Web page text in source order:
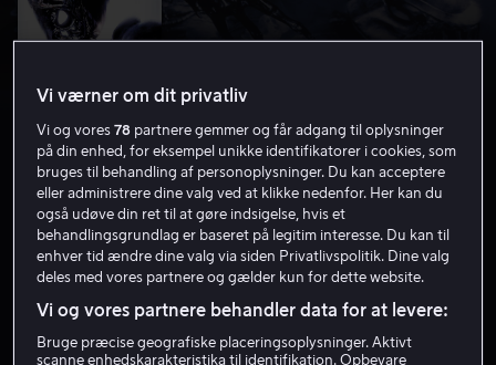
Alien vs. Predator
5.7 Thriller Gys 2004 1 t. 36 min
15 år
Vi værner om dit privatliv
Vi og vores78 partnere gemmer og får adgang til oplysninger
på din enhed, for eksempel unikke identifikatorer i cookies, som
bruges til behandling af personoplysninger. Du kan acceptere
eller administrere dine valg ved at klikke nedenfor. Her kan du
også udøve din ret til at gøre indsigelse, hvis et
behandlingsgrundlag er baseret på legitim interesse. Du kan til
enhver tid ændre dine valg via siden Privatlivspolitik. Dine valg
deles med vores partnere og gælder kun for dette website.
Vi og vores partnere behandler data for at levere:
Bruge præcise geografiske placeringsoplysninger. Aktivt
scanne enhedskarakteristika til identifikation. Opbevare